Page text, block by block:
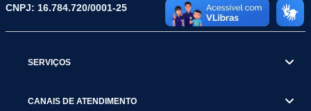
CNPJ: 16.784.720/0001-25
SERVIÇOS
CANAIS DE ATENDIMENTO